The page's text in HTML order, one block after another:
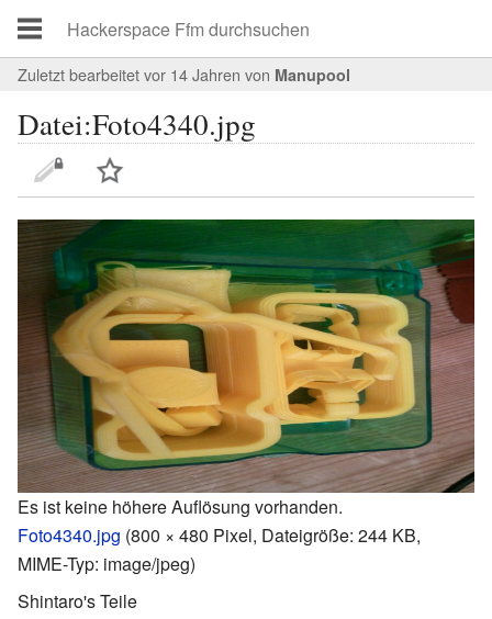
Zuletzt bearbeitet vor 14 Jahren von Manupool
Datei:Foto4340.jpg
Es ist keine höhere Auflösung vorhanden.
Foto4340.jpg (800 × 480 Pixel, Dateigröße: 244 KB,
MIME-Typ: image/jpeg)
Shintaro's Teile